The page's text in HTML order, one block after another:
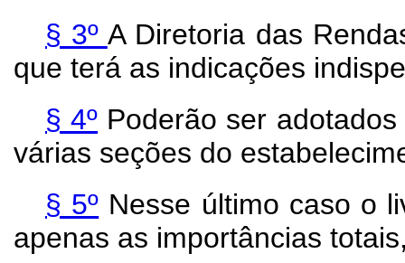
§ 3º A Diretoria das
que terá as indicações
§ 4º Poderão ser
várias seções do
§ 5º Nesse último caso o
apenas as importâncias